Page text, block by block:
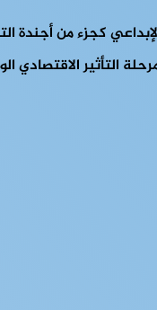
كجزء من أجندة
التأثير الاقتصادي